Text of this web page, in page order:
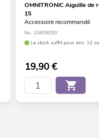
OMNITRONIC Aiguille de
15
Accessoire recommandé
No. 10609050
Le stock suffit pour env. 12
19,90€